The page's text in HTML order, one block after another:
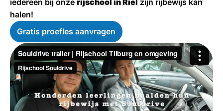
halen!
Gratis proefles aanvragen